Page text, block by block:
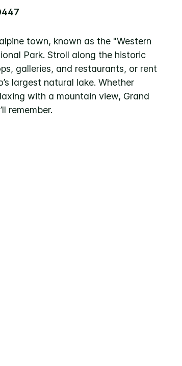
town, known as the "Western
Park. Stroll along the historic
galleries, and restaurants, or rent
largest natural lake. Whether
with a mountain view, Grand
remember.